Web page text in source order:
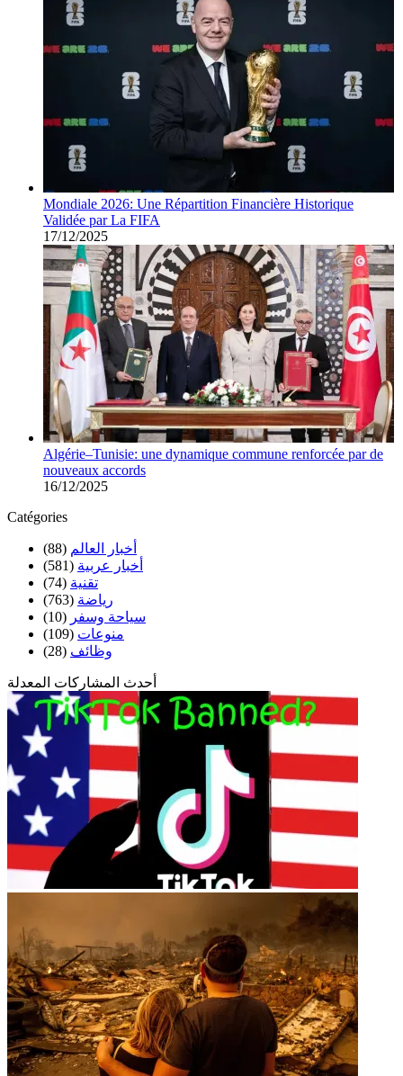
Mondiale 2026: Une Répartition Financière Historique
Validée par La FIFA
17/12/2025
Algérie–Tunisie: une dynamique commune renforcée par de
nouveaux accords
16/12/2025
Catégories
أخبار العالم (88)
أخبار عربية (581)
تقنية (74)
رياضة (763)
سياحة وسفر (10)
منوعات (109)
وظائف (28)
أحدث المشاركات المعدلة